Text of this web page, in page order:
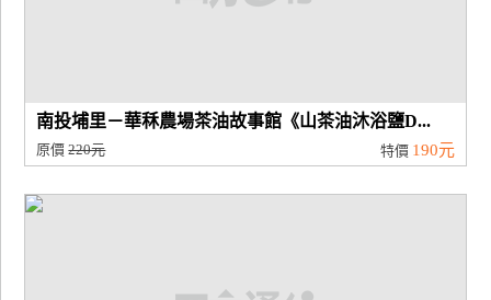
南投埔里－華秝農場茶油故事館《山茶油沐浴鹽D...
原價220元 特價 190元